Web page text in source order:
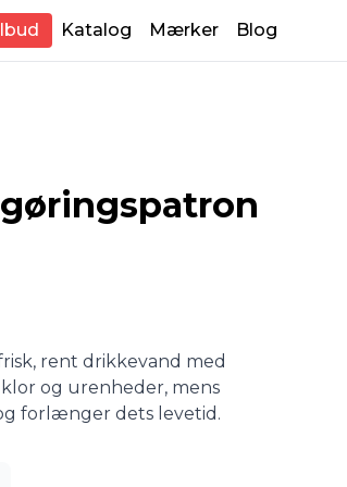
Katalog Mærker Blog
rent drikkevand med
og urenheder, mens
forlæng­er dets levetid.